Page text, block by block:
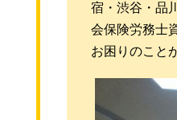
宿・渋谷・品
会保険労務士
お困りのこと